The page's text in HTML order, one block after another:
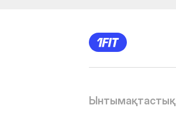
Ынтымақтастық